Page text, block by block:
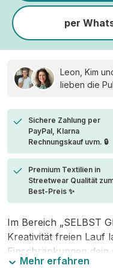
per
Leon, Kim
lieben die
Sichere Zahlung per
PayPal, Klarna
Rechnungskauf uvm. 🔒
Premium Textilien in
Streetwear Qualität
Best-Preis ✨
Im Bereich „SELBST
Kreativität freien Lauf
Einschränkungen
Mehr erfahren